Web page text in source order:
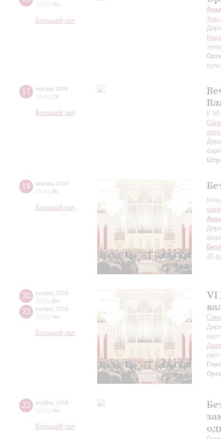
20:00 Пт
Большой зал
Хор
17 ноября 2018
20:00 Сб
Большой зал
К
18 ноября 2018
20:00 Вс
Большой зал
20
20 ноября 2018
20:00 Вт
22 ноября 2018
20:00 Чт
Большой зал
VI
22 ноября 2018
20:00 Чт
Большой зал